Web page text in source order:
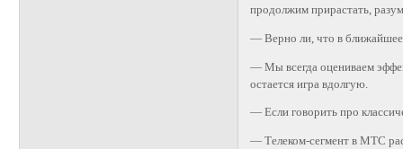
продолжим прирастать,
— Верно ли, что в ближайшее
— Мы всегда оцениваем
остается игра вдолгую.
— Если говорить про
— Телеком-сегмент в МТС